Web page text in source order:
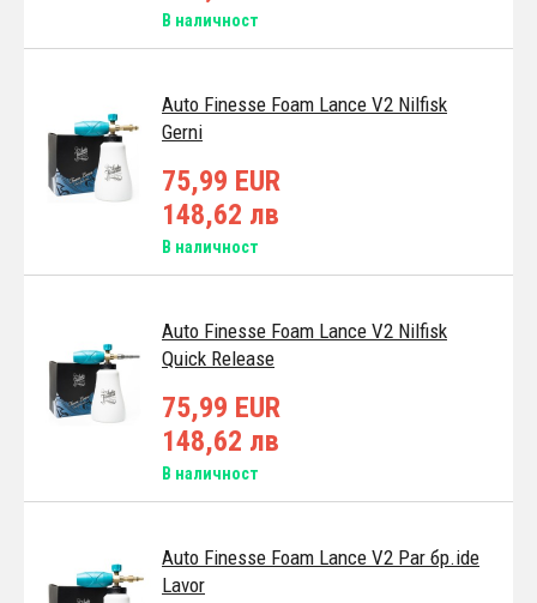
В наличност
Auto Finesse Foam Lance V2 Nilfisk
Gerni
75,99 EUR
148,62 лв
В наличност
Auto Finesse Foam Lance V2 Nilfisk
Quick Release
75,99 EUR
148,62 лв
В наличност
Auto Finesse Foam Lance V2 Par бр.ide
Lavor